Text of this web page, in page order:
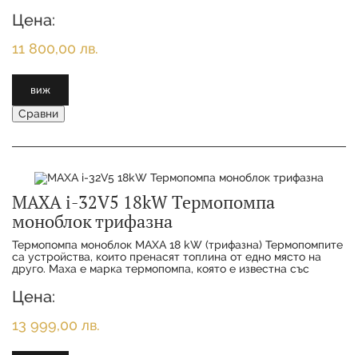
Цена:
11 800,00 лв.
виж
Сравни
MAXA i-32V5 18kW Термопомпа
моноблок трифазна
Термопомпа моноблок MAXA 18 kW (трифазна) Термопомпитe
са устройства, които пренасят топлина от едно място на
друго. Maxa е марка термопомпа, която е известна със
Цена:
13 999,00 лв.